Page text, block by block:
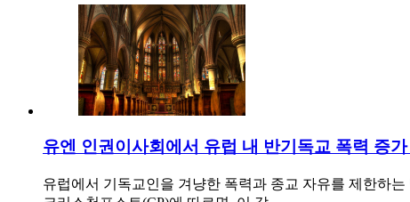
유엔 인권이사회에서 유럽 내 반기독교 폭력 증
유럽에서 기독교인을 겨냥한 폭력과 종교 자유를 제한하